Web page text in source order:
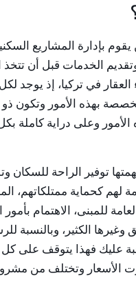
بإدارة المشاريع
الخدمات قبل أن تتخذ
في تركيا، إذ يوجد
بهذه الأمور وتكون
الأمور وعلى دراية كاملة
توفير الراحة للسكان
لهم كحماية ممتلكاتهم،
للمبنى، الاهتمام بأمور
وغيرها الكثير، وبالنسبة
عليك فهذا يتوقف على
الأسعار وتختلف من